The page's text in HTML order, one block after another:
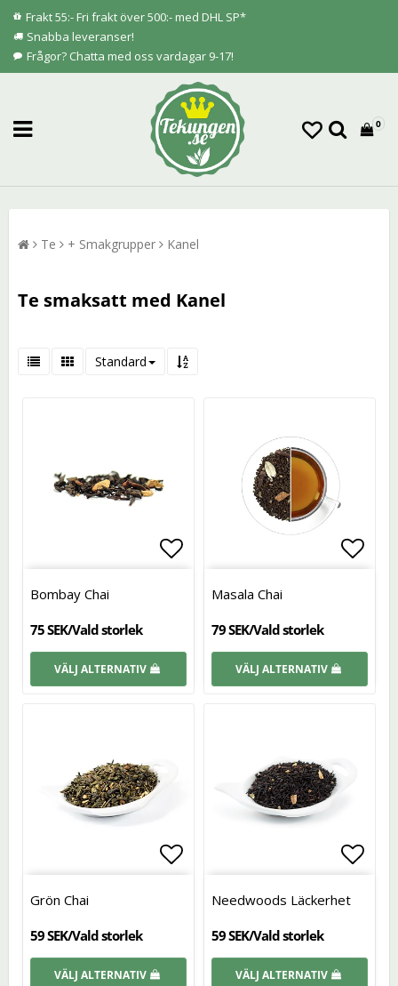
Frakt 55:- Fri frakt över 500:- med DHL SP*
Snabba leveranser!
Frågor? Chatta med oss vardagar 9-17!
0
Te + Smakgrupper Kanel
Te smaksatt med Kanel
Standard
Lägg till i favoritlistan
Bombay Chai
75 SEK/Vald storlek
VÄLJ ALTERNATIV
Masala Chai
79 SEK/Vald storlek
VÄLJ ALTERNATIV
Lägg till i favoritlistan
Grön Chai
59 SEK/Vald storlek
VÄLJ ALTERNATIV
Needwoods Läckerhet
59 SEK/Vald storlek
VÄLJ ALTERNATIV